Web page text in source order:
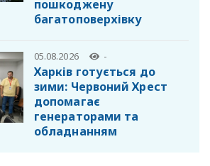
пошкоджену
багатоповерхівку
05.08.2026 -
Харків готується до
зими: Червоний Хрест
допомагає
генераторами та
обладнанням